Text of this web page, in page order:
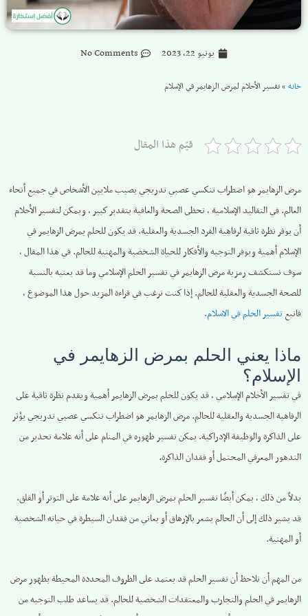
يونيو 22, 2023 No Comments
خانه »تفسير الأحلام لمرض الزهايمر في الإسلام
قيّم هذا المقال
مرض الزهايمر هو اضطراب تنكسي عصبي تدريجي يصيب ملايين الأشخاص في جميع أنحاء
العالم. في التقاليد الإسلامية ، تحظى الصحة والعافية بتقدير كبير ، ويمكن لتفسير الأحلام
أن يوفر نظرة ثاقبة لرفاهية الفرد الجسدية والعقلية. قد يكون للحلم بمرض الزهايمر في
الإسلام أهمية ويوفر التوجيه والأفكار للحياة الشخصية والمهنية للحالم. في هذا المقال ،
سوف نستكشف رمزية مرض الزهايمر في تفسير الحلم الإسلامي وما قد يعنيه بالنسبة
للصحة الجسدية والعقلية للحالم. إذا كنت ترغب في قراءة المزيد حول هذا الموضوع ،
فاتبعتفسير الحلم في الاسلام.
ماذا يعني الحلم بمرض الزهايمر في
الإسلام؟
في تفسير الأحلام الإسلامي ، قد يكون للحلم بمرض الزهايمر أهمية ويقدم نظرة ثاقبة على
الرفاهية الجسدية والعقلية للحالم. مرض الزهايمر هو اضطراب تنكسي عصبي تدريجي يؤثر
على الذاكرة والوظيفة الإدراكية. يمكن تفسير ظهوره في المنام على أنه علامة تحذير من
التدهور المعرفي المحتمل أو فقدان الذاكرة.
بدلاً من ذلك ، يمكن أيضًا تفسير الحلم بمرض الزهايمر على أنه علامة على التوتر أو القلق.
قد يشير ذلك إلى أن الحالم يشعر بالإرهاق أو يعاني من فقدان السيطرة في حياته الشخصية
أو المهنية.
من المهم أن نلاحظ أن تفسير الحلم قد يعتمد على الظروف المحددة المحيطة بظهور مرض
الزهايمر في الحلم والتجارب والمعتقدات الشخصية للحالم. قد يساعد طلب التوجيه من